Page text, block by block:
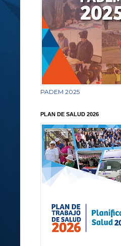
PADEM 2025
PLAN DE SALUD 2026